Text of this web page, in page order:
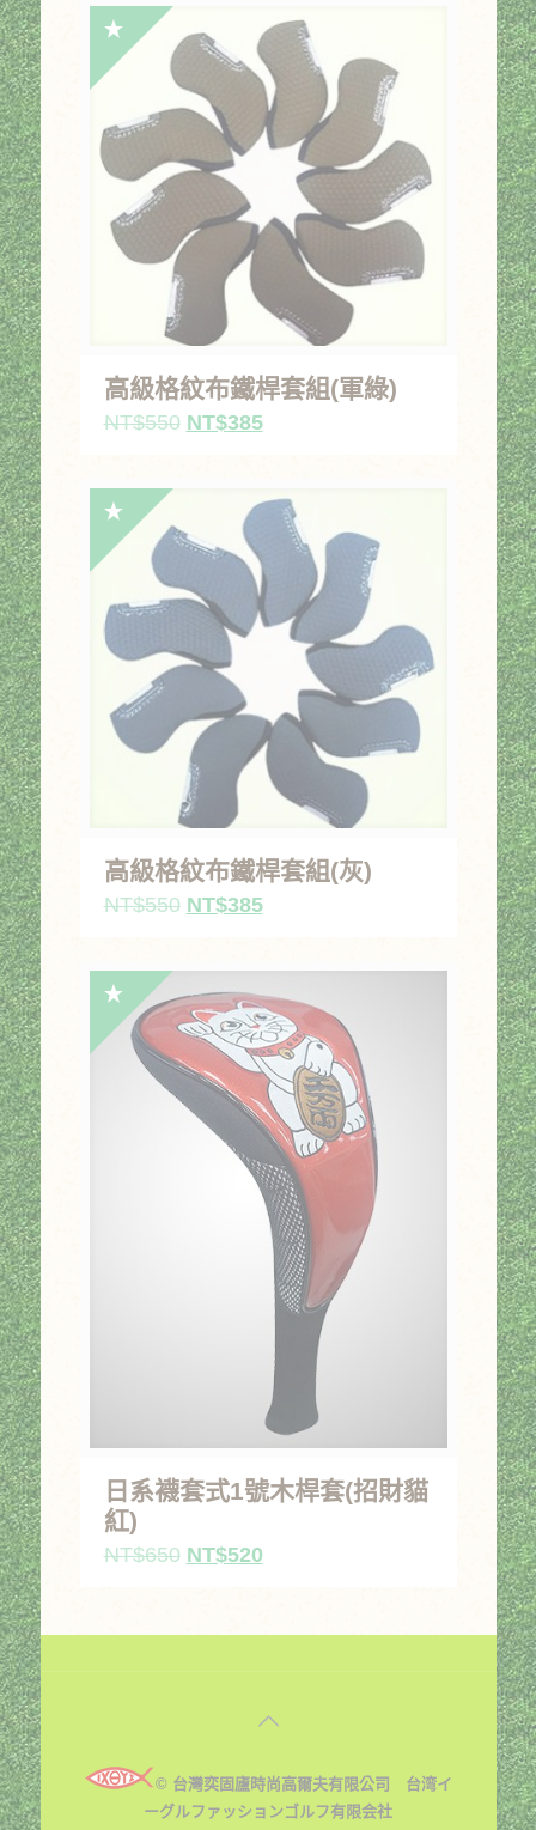
高級格紋布鐵桿套組(軍綠)
NT$550 原
NT$550。
NT$385目
格：
NT$385。
高級格紋布鐵桿套組(灰)
NT$550 原
格：
NT$550。
NT$385目
NT$385。
日系襪套式1號木桿套(招財貓
紅)
NT$650 原
格：
NT$520目
格：
© 台灣奕固廬時尚高爾夫有限公司 台湾イ
ーグルファッションゴルフ有限会社